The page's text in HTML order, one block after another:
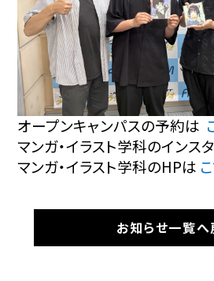
オープンキャンパスの予約は
マンガ・イラスト学科のインス
マンガ・イラスト学科のHPは
お知らせ一覧へ